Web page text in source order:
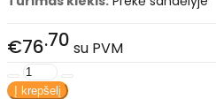
€76 70 su PVM